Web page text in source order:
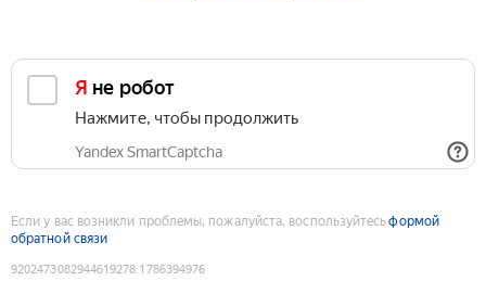
Я не робот
Нажмите, чтобы продолжить
Yandex SmartCaptcha
Если у вас возникли проблемы, пожалуйста, воспользуйтесьформой
обратной связи
9202473082944619278:1786394976